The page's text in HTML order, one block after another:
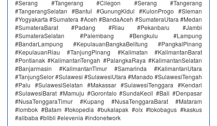
#Serang #Tangerang #Cilegon #Serang #Tangerang
#TangerangSelatan #Bantul #GunungKidul #KulonProgo #Sleman
#Yogyakarta #Sumatera #Aceh #BandaAceh #SumateraUtara #Medan
#SumateraBarat #Padang #Riau #Pekanbaru #Jambi
#SumateraSelatan #Palembang #Bengkulu #Lampung
#BandarLampung #KepulauanBangkaBelitung #PangkalPinang
#KepulauanRiau #TanjungPinang #Kalimatan #KalimantanBarat
#Pontianak #KalimantanTengah #PalangkaRaya #KalimantanSelatan
#Banjarmasin #KalimantanTimur #Samarinda #KalimantanUtara
#TanjungSelor #Sulawesi #SulawesiUtara #Manado #SulawesiTengah
#Palu #SulawesiSelatan #Makassar #SulawesiTenggara #Kendari
#SulawesiBarat #Mamuju #Gorontalo #SundaKecil #Bali #Denpasar
#NusaTenggaraTimur #Kupang #NusaTenggaraBarat #Mataram
#lombok #Batam #tokopedia #bukalapak #olx #tokobagus #kaskus
#alibaba #blibli #elevenia #indonetwork